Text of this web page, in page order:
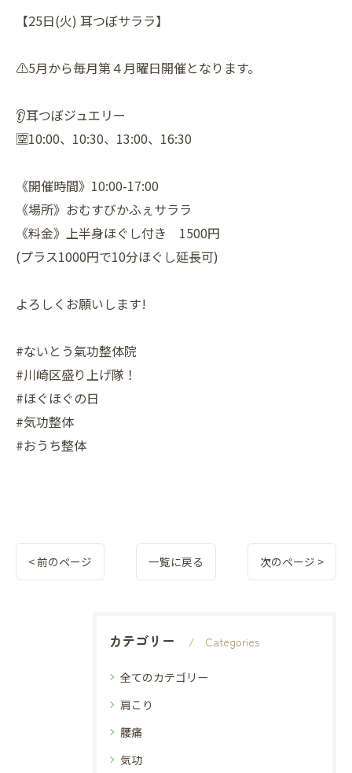
【25日(火) 耳つぼサララ】
⚠️5月から毎月第４月曜日開催となります。
👂耳つぼジュエリー
🈳10:00、10:30、13:00、16:30
《開催時間》10:00-17:00
《場所》おむすびかふぇサララ
《料金》上半身ほぐし付き 1500円
(プラス1000円で10分ほぐし延長可)
よろしくお願いします!
#ないとう氣功整体院
#川崎区盛り上げ隊！
#ほぐほぐの日
#気功整体
#おうち整体
< 前のページ 一覧に戻る 次のページ >
カテゴリー Categories
全てのカテゴリー
肩こり
腰痛
気功